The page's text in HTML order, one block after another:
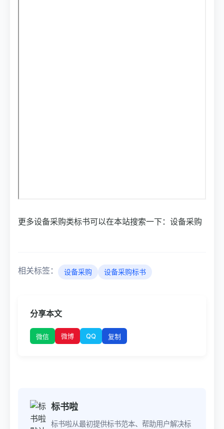
更多设备采购类标书可以在本站搜索一下：设备采购
相关标签： 设备采购 设备采购标书
分享本文
微信 微博 QQ 复制
标书啦
标书啦从最初提供标书范本、帮助用户解决标